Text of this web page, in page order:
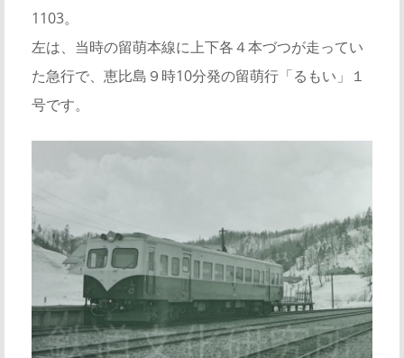
1103。
左は、当時の留萌本線に上下各４本づつが走ってい
た急行で、恵比島９時10分発の留萌行「るもい」１
号です。